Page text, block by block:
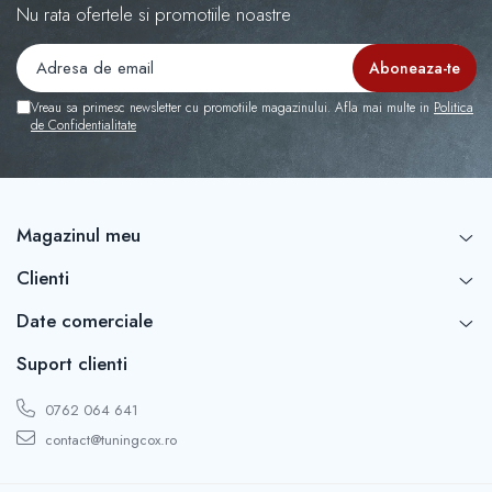
Capace r16 Toyota
Capace r16 Volvo
Capace r16 VW
Capace roti marimea 12'
Nu rata ofertele si promotiile noastre
Vreau sa primesc newsletter cu promotiile magazinului. Afla mai multe in Politica
de Confidentialitate
Magazinul meu
Clienti
Date comerciale
Suport clienti
0762 064 641
contact@tuningcox.ro